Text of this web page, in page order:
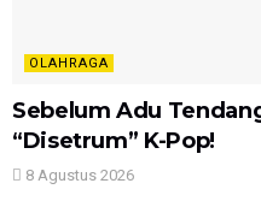
OLAHRAGA
Sebelum Adu
“Disetrum” K-Pop!
8 Agustus 2026